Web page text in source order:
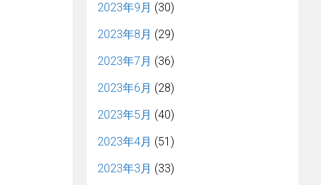
2023年9月 (30)
2023年8月 (29)
2023年7月 (36)
2023年6月 (28)
2023年5月 (40)
2023年4月 (51)
2023年3月 (33)